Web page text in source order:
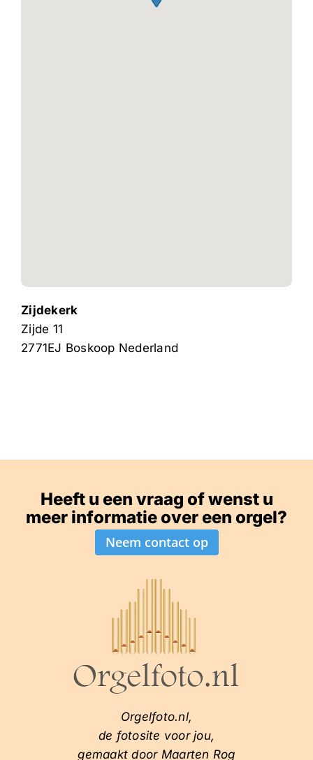
Zijdekerk
Zijde 11
2771EJ Boskoop Nederland
Heeft u een vraag of wenst u
meer informatie over een orgel?
Neem contact op
Orgelfoto.nl,
de fotosite voor jou,
gemaakt door Maarten Rog